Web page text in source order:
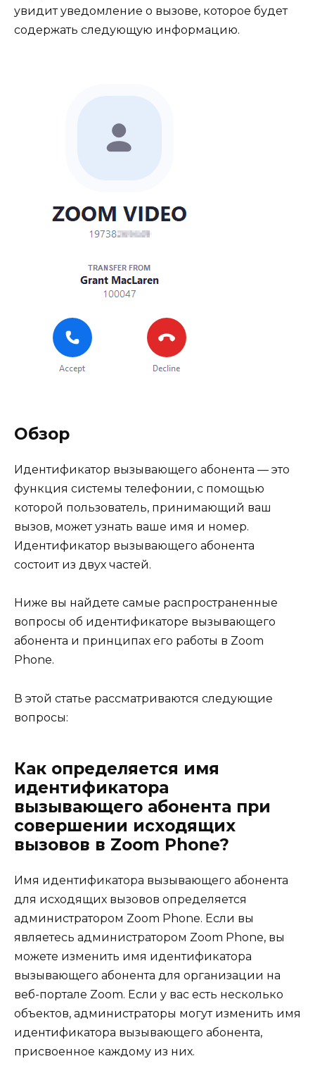
увидит уведомление о вызове, которое будет
содержать следующую информацию.
Обзор
Идентификатор вызывающего абонента — это
функция системы телефонии, с помощью
которой пользователь, принимающий ваш
вызов, может узнать ваше имя и номер.
Идентификатор вызывающего абонента
состоит из двух частей.
Ниже вы найдете самые распространенные
вопросы об идентификаторе вызывающего
абонента и принципах его работы в Zoom
Phone.
В этой статье рассматриваются следующие
вопросы:
Как определяется имя
идентификатора
вызывающего абонента при
совершении исходящих
вызовов в Zoom Phone?
Имя идентификатора вызывающего абонента
для исходящих вызовов определяется
администратором Zoom Phone. Если вы
являетесь администратором Zoom Phone, вы
можете изменить имя идентификатора
вызывающего абонента для организации на
веб-портале Zoom. Если у вас есть несколько
объектов, администраторы могут изменить имя
идентификатора вызывающего абонента,
присвоенное каждому из них.